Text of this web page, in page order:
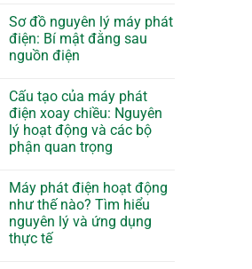
Sơ đồ nguyên lý máy phát
điện: Bí mật đằng sau
nguồn điện
Cấu tạo của máy phát
điện xoay chiều: Nguyên
lý hoạt động và các bộ
phận quan trọng
Máy phát điện hoạt động
như thế nào? Tìm hiểu
nguyên lý và ứng dụng
thực tế